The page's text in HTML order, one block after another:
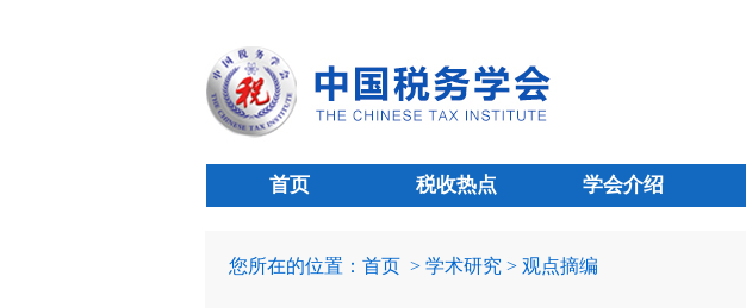
首页 税收热点 学会介绍
您所在的位置： 首页 > 学术研究 > 观点摘编